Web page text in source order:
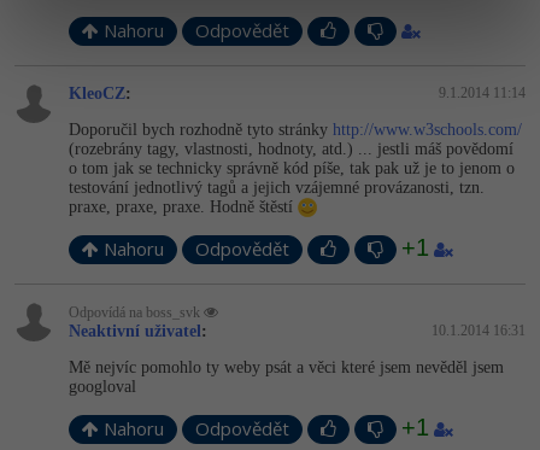
Nahoru Odpovědět
KleoCZ: 9.1.2014 11:14
Doporučil bych rozhodně tyto stránky http://www.w3schools.com/
(rozebrány tagy, vlastnosti, hodnoty, atd.) ... jestli máš povědomí
o tom jak se technicky správně kód píše, tak pak už je to jenom o
testování jednotlivý tagů a jejich vzájemné provázanosti, tzn.
praxe, praxe, praxe. Hodně štěstí
Nahoru Odpovědět +1
Odpovídá na boss_svk
Neaktivní uživatel: 10.1.2014 16:31
Mě nejvíc pomohlo ty weby psát a věci které jsem nevěděl jsem
googloval
Nahoru Odpovědět +1